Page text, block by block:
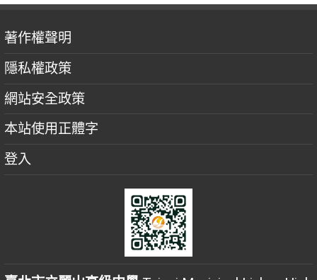
著作權聲明
隱私權政策
網站安全政策
本站使用正體字
登入